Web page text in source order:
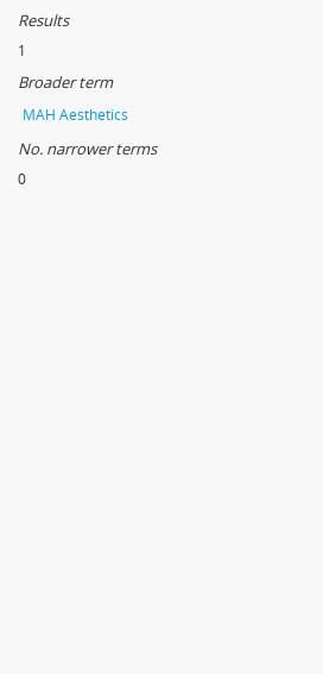
Results
1
Broader term
MAH Aesthetics
No. narrower terms
0